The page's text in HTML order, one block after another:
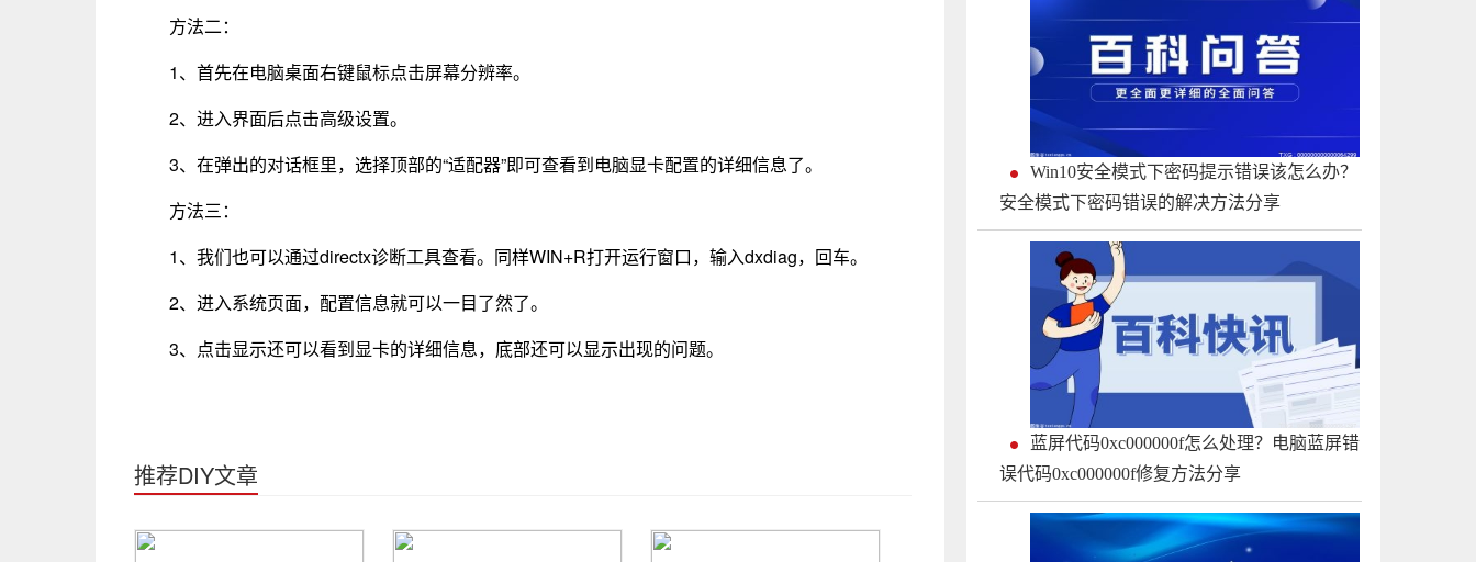
方法二：
1、首先在电脑桌面右键鼠标点击屏幕分辨率。
2、进入界面后点击高级设置。
3、在弹出的对话框里，选择顶部的“适配器”即可查看到电脑显卡配置的详细信息了。
方法三：
1、我们也可以通过directx诊断工具查看。同样WIN+R打开运行窗口，输入dxdiag，回车。
2、进入系统页面，配置信息就可以一目了然了。
3、点击显示还可以看到显卡的详细信息，底部还可以显示出现的问题。
推荐DIY文章
Win10安全模式下密码提示错误该怎么办？
安全模式下密码错误的解决方法分享
蓝屏代码0xc000000f怎么处理？电脑蓝屏错
误代码0xc000000f修复方法分享